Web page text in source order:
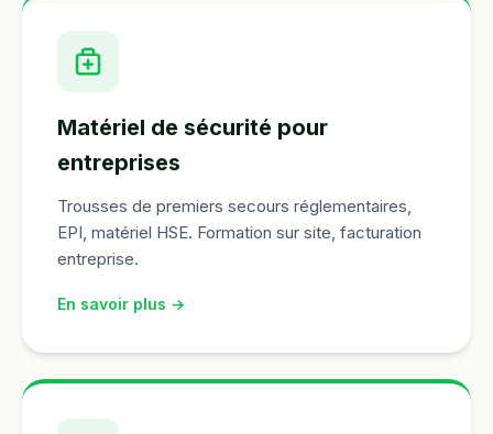
Matériel de sécurité pour
entreprises
Trousses de premiers secours réglementaires,
EPI, matériel HSE. Formation sur site, facturation
entreprise.
En savoir plus →